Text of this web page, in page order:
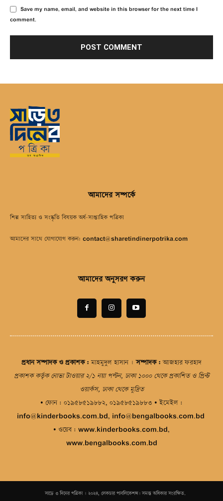
Save my name, email, and website in this browser for the next time I
comment.
আমাদের সম্পর্কে
শিল্প সাহিত্য ও সংস্কৃতি বিষয়ক অর্ধ-সাপ্তাহিক পত্রিকা
আমাদের সাথে যোগাযোগ করুন: contact@sharetindinerpotrika.com
আমাদের অনুসরণ করুন
প্রধান সম্পাদক ও প্রকাশক:মাহমুদুল হাসান |সম্পাদক :আজহার ফরহাদ
প্রকাশক কর্তৃক নোভা টাওয়ার ২/১ নয়া পল্টন, ঢাকা ১০০০ থেকে প্রকাশিত ও প্রিন্ট
ওয়ার্কস, ঢাকা থেকে মুদ্রিত
• ফোন : ০১৯৫৮৫১৯৮৮২, ০১৯৫৮৫১৯৮৮৩ • ইমেইল :
info@kinderbooks.com.bd, info@bengalbooks.com.bd
• ওয়েব : www.kinderbooks.com.bd,
www.bengalbooks.com.bd
© সাড়ে ৩ দিনের পত্রিকা | ২০২৪, লেকচার পাবলিকেশন্স। সমস্ত অধিকার সংরক্ষিত.